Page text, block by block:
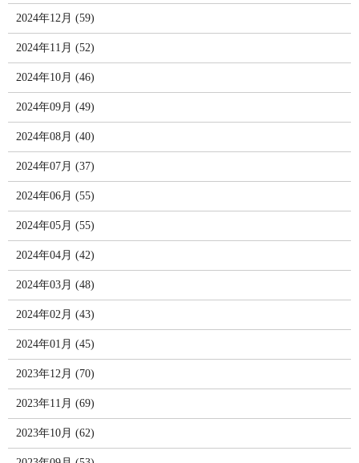
2024年12月 (59)
2024年11月 (52)
2024年10月 (46)
2024年09月 (49)
2024年08月 (40)
2024年07月 (37)
2024年06月 (55)
2024年05月 (55)
2024年04月 (42)
2024年03月 (48)
2024年02月 (43)
2024年01月 (45)
2023年12月 (70)
2023年11月 (69)
2023年10月 (62)